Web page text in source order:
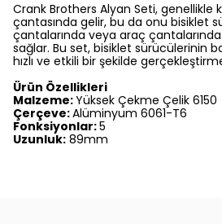
Crank Brothers Alyan Seti, genellikle
çantasında gelir, bu da onu bisiklet
çantalarında veya araç çantalarında
sağlar. Bu set, bisiklet sürücülerinin
hızlı ve etkili bir şekilde
Ürün Özellikleri
Malzeme:Yüksek Çekme Çelik 6150
Çerçeve:Alüminyum 6061-T6
Fonksiyonlar:5
Uzunluk: 89mm